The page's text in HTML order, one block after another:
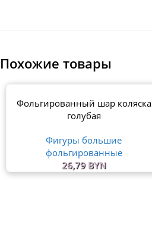
Похожие товары
Фольгированный шар коляска
голубая
Фигуры большие
фольгированные
26,79 BYN